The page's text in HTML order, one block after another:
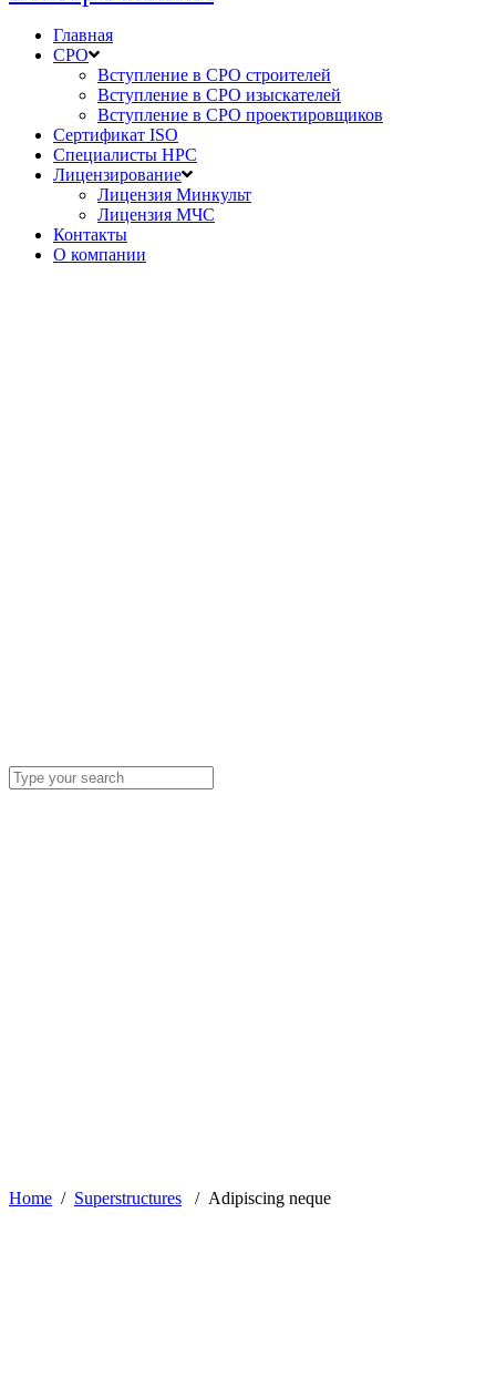
Главная
СРО
Вступление в СРО строителей
Вступление в СРО изыскателей
Вступление в СРО проектировщиков
Сертификат ISO
Специалисты НРС
Лицензирование
Лицензия Минкульт
Лицензия МЧС
Контакты
О компании
Home / Superstructures / Adipiscing neque